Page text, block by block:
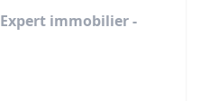
Expert immobilier -